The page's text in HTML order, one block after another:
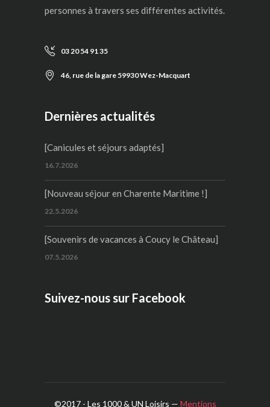
personnes à travers ses différentes activités.
03 20 54 91 35
46, rue de la gare 59930 Wez-Macquart
Dernières actualités
[Canicules et séjours adaptés]
16.7.2026
[Nouveau séjour en Charente Maritime !]
22.5.2026
[Souvenirs de vacances à Coucy le Château]
07.5.2026
Suivez-nous sur Facebook
©2017 - Les 1000 & UN Loisirs — Mentions